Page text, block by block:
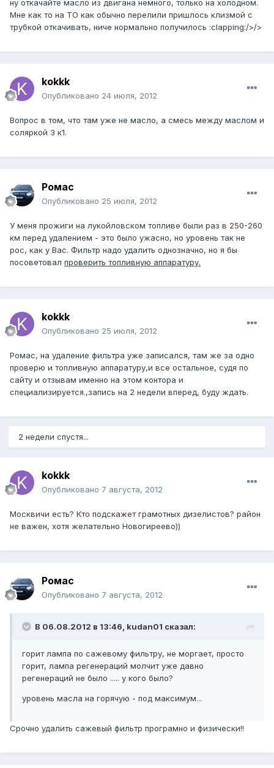
ну откачайте масло из двигана немного, только на холодном.
Мне как то на ТО как обычно перелили пришлось клизмой с
трубкой откачивать, ниче нормально получилось :clapping:/>/>
kokkk
Опубликовано 24 июля, 2012
Вопрос в том, что там уже не масло, а смесь между маслом и
соляркой 3 к1.
Ромас
Опубликовано 25 июля, 2012
У меня прожиги на лукойловском топливе были раз в 250-260
км перед удалением - это было ужасно, но уровень так не
рос, как у Вас. Фильтр надо удалить однозначно, но я бы
посоветовал проверить топливную аппаратуру.
kokkk
Опубликовано 25 июля, 2012
Ромас, на удаление фильтра уже записался, там же за одно
проверю и топливную аппаратуру,и все остальное, судя по
сайту и отзывам именно на этом контора и
специализируется.,запись на 2 недели вперед, буду ждать.
2 недели спустя...
kokkk
Опубликовано 7 августа, 2012
Москвичи есть? Кто подскажет грамотных дизелистов? район
не важен, хотя желательно Новогиреево))
Ромас
Опубликовано 7 августа, 2012
В 06.08.2012 в 13:46, kudan01 сказал:
горит лампа по сажевому фильтру, не моргает, просто
горит, лампа регенераций молчит уже давно
регенераций не было ..... у кого было?
уровень масла на горячую - под максимум...
Срочно удалить сажевый фильтр програмно и физически!!